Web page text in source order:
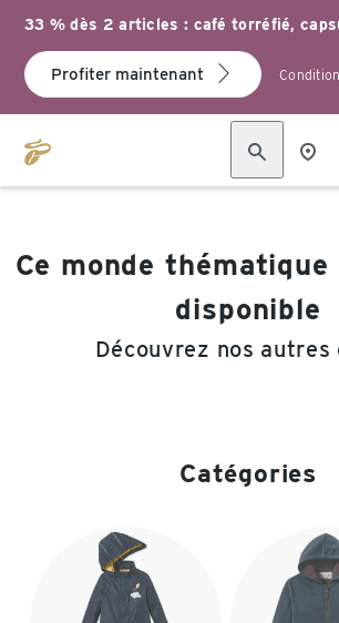
33 % dès 2 articles : café torréfié,
Profiter maintenant
Ce monde
disponible
Découvrez nos autres
Catégories